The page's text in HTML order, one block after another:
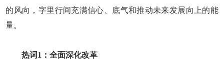
的风向，字里行间充满信心、底气和推动未来发展向上的能
量。
热词1：全面深化改革